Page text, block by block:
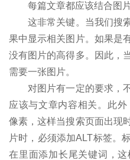
每篇文章都应该结合图片
这非常关键。当我们搜索
果中显示相关图片。如果是
没有图片的高得多。因此，
需要一张图片。
对图片有一定的要求，不
应该与文章内容相关。此
像素，这样当搜索页面出现
片时，必须添加ALT标签。
在里面添加长尾关键词，